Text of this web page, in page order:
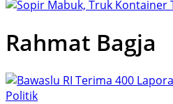
Rahmat Bagja
Politik